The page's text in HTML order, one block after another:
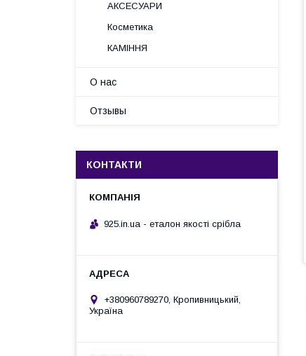
АКСЕСУАРИ
Косметика
КАМІННЯ
О нас
Отзывы
КОНТАКТИ
925.in.ua - еталон якості срібла
+380960789270, Кропивницький,
Україна